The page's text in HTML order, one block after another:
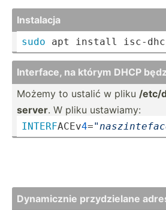
Instalacja
sudo apt install isc-
Interface, na którym DHCP
Możemy to ustalić w pliku /etc/
server. W pliku ustawiamy:
INTERF­ACE­v4=­"
Dynami­cznie przydz­ielane